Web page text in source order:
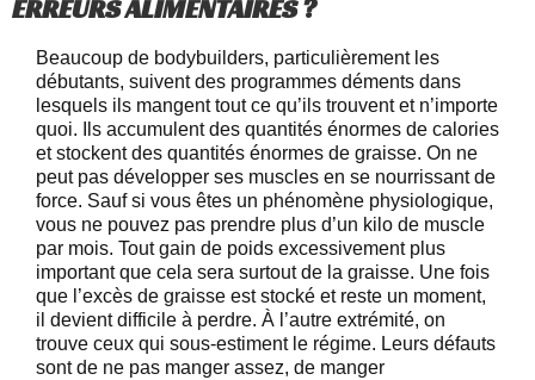
ERREURS ALIMENTAIRES ?
Beaucoup de bodybuilders, particulièrement les
débutants, suivent des programmes déments dans
lesquels ils mangent tout ce qu’ils trouvent et n’importe
quoi. Ils accumulent des quantités énormes de calories
et stockent des quantités énormes de graisse. On ne
peut pas développer ses muscles en se nourrissant de
force. Sauf si vous êtes un phénomène physiologique,
vous ne pouvez pas prendre plus d’un kilo de muscle
par mois. Tout gain de poids excessivement plus
important que cela sera surtout de la graisse. Une fois
que l’excès de graisse est stocké et reste un moment,
il devient difficile à perdre. À l’autre extrémité, on
trouve ceux qui sous-estiment le régime. Leurs défauts
sont de ne pas manger assez, de manger